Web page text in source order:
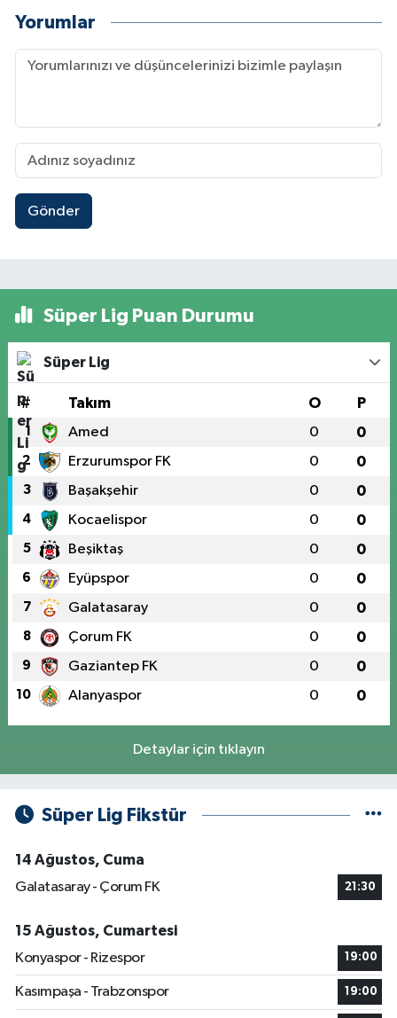
Yorumlar
Gönder
Süper Lig Puan Durumu
Süper Lig
# Takım O P
1 Amed 0 0
2 Erzurumspor FK 0 0
3 Başakşehir 0 0
4 Kocaelispor 0 0
5 Beşiktaş 0 0
6 Eyüpspor 0 0
7 Galatasaray 0 0
8 Çorum FK 0 0
9 Gaziantep FK 0 0
10 Alanyaspor 0 0
Detaylar için tıklayın
Süper Lig Fikstür
14 Ağustos, Cuma
Galatasaray - Çorum FK
21:30
15 Ağustos, Cumartesi
Konyaspor - Rizespor
19:00
Kasımpaşa - Trabzonspor 19:00